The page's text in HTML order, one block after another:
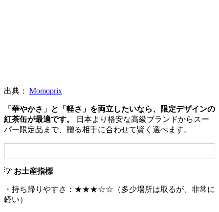
出典： Momoprix
「華やかさ」と「軽さ」を両立したいなら、限定デザインの
紅茶缶が最適です。
日本より格安な高級ブランドからスー
パー限定品まで、贈る相手に合わせて賢く選べます。
💡 お土産指標
・持ち帰りやすさ：★★★☆☆（多少場所は取るが、非常に
軽い）